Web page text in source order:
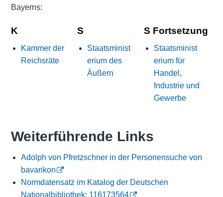
Bayerns:
K
Kammer der
Reichsräte
S
Staatsminist
erium des
Äußern
S Fortsetzung
Staatsminist
erium für
Handel,
Industrie und
Gewerbe
Weiterführende Links
Adolph von Pfretzschner in der Personensuche von
bavarikon
Normdatensatz im Katalog der Deutschen
Nationalbibliothek: 116173564